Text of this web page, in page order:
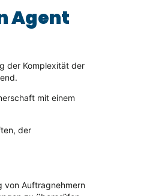
Agent
der Komplexität der
mit einem
der
von Auftragnehmern